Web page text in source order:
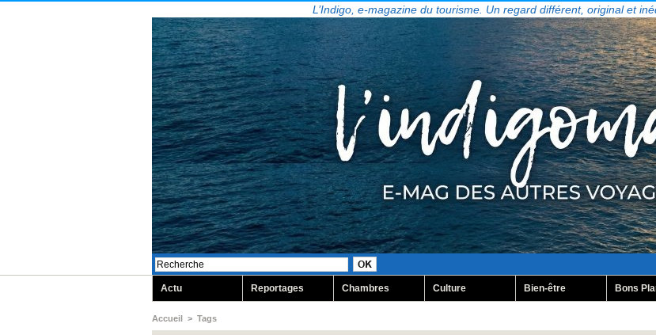
L’Indigo, e-magazine du tourisme. Un regard différent, original et
Actu Reportages Chambres Culture Bien-être Bons
Accueil > Tags